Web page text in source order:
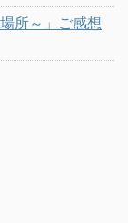
所～」ご感想